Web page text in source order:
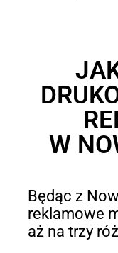
W
Będąc z
reklamowe
aż na trzy